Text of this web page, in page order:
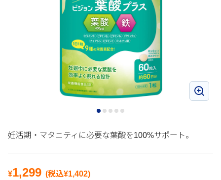
妊活期・マタニティに必要な葉酸を100%サポート。
¥1,299 (税込¥1,402)